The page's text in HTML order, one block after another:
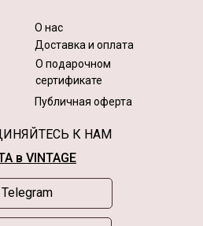
О нас
Доставка и оплата
Публичная оферта
К НАМ
Telegram
в VINTAGE
О подарочном
сертификате